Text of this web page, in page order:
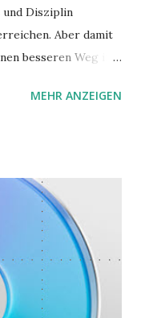
Disziplin
Aber damit
besseren Weg in
gefunden,
MEHR ANZEIGEN